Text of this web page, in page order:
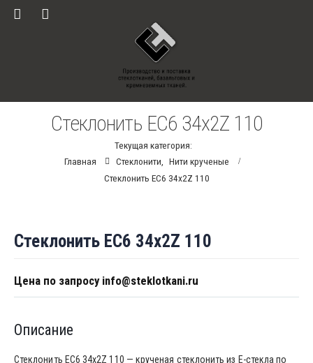
Стеклонить ЕС6 34х2Z 110
Текущая категория:
Главная
Стеклонити
Нити крученые
Стеклонить ЕС6 34х2Z 110
Стеклонить ЕС6 34х2Z 110
Цена по запросу info@steklotkani.ru
Описание
Стеклонить ЕС6 34х2Z 110 — крученая стеклонить из E-стекла по